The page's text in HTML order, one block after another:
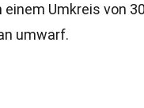
einem Umkreis von
umwarf.